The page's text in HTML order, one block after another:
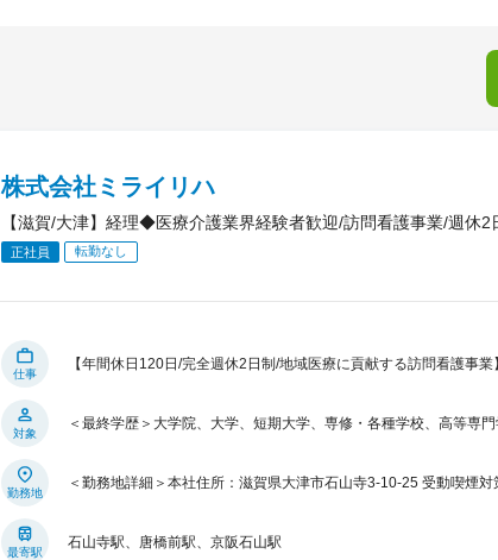
株式会社ミライリハ
【滋賀/大津】経理◆医療介護業界経験者歓迎/訪問看護事業/週休
正社員 転勤なし
仕事
【年間休日120日/完全週休2日制/地域医療に貢献する訪問看護事
対象
＜最終学歴＞大学院、大学、短期大学、専修・各種学校、高等専
勤務地
＜勤務地詳細＞本社住所：滋賀県大津市石山寺3-10-25 受動喫煙
最寄駅
石山寺駅、唐橋前駅、京阪石山駅